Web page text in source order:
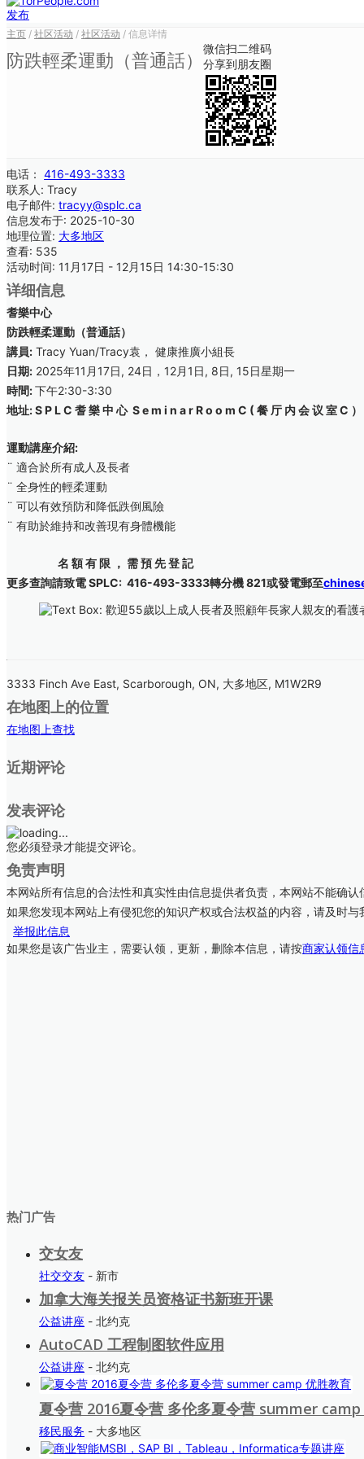
发布
主页 / 社区活动 / 社区活动 / 信息详情
防跌輕柔運動（普通話）
微信扫二维码
分享到朋友圈
电话： 416-493-3333
联系人: Tracy
电子邮件: tracyy@splc.ca
信息发布于: 2025-10-30
地理位置: 大多地区
查看: 535
活动时间: 11月17日 - 12月15日 14:30-15:30
详细信息
耆樂中心
防跌輕柔運動（普通話）
講員: Tracy Yuan/Tracy袁， 健康推廣小組長
日期: 2025年11月17日, 24日，12月1日, 8日, 15日星期一
時間:下午2:30-3:30
地址: S P L C 耆 樂 中 ⼼ S e m i n a r R o o m C ( 餐 厅 内 会 议 室 C ）
運動講座介紹:
¨ 適合於所有成人及長者
¨ 全身性的輕柔運動
¨ 可以有效預防和降低跌倒風險
¨ 有助於維持和改善現有身體機能
名 額 有 限 ， 需 預 先 登 記
更多查詢請致電 SPLC: 416-493-3333轉分機 821或發電郵至
3333 Finch Ave East, Scarborough, ON, 大多地区, M1W2R9
在地图上的位置
在地图上查找
近期评论
发表评论
您必须登录才能提交评论。
免责声明
本网站所有信息的合法性和真实性由信息提供者负责，本网站不能确认
如果您发现本网站上有侵犯您的知识产权或合法权益的内容，请及时
举报此信息
如果您是该广告业主，需要认领，更新，删除本信息，请按商家认领信
热门广告
交女友
社交交友 - 新市
加拿大海关报关员资格证书新班开课
公益讲座 - 北约克
AutoCAD 工程制图软件应用
公益讲座 - 北约克
夏令营 2016夏令营 多伦多夏令营 summer
移民服务 - 大多地区